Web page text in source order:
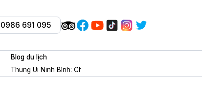
0986 691 095
Blog du lịch
Thung Ui Ninh Bình: Chốn tâm linh + check in cổ trang cực